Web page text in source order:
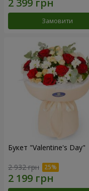
Замовити
Букет "Valentine's Day"
2 932 грн